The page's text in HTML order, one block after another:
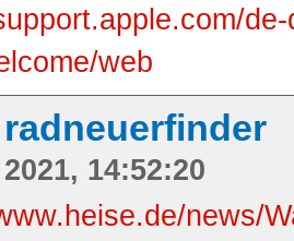
web
14:52:20
news/